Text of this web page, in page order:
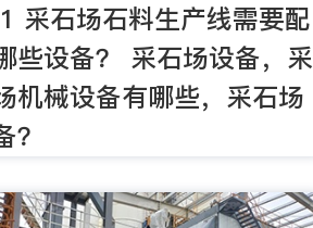
采石场石料生产线需要配
些设备？ 采石场设备，采
机械设备有哪些，采石场
？